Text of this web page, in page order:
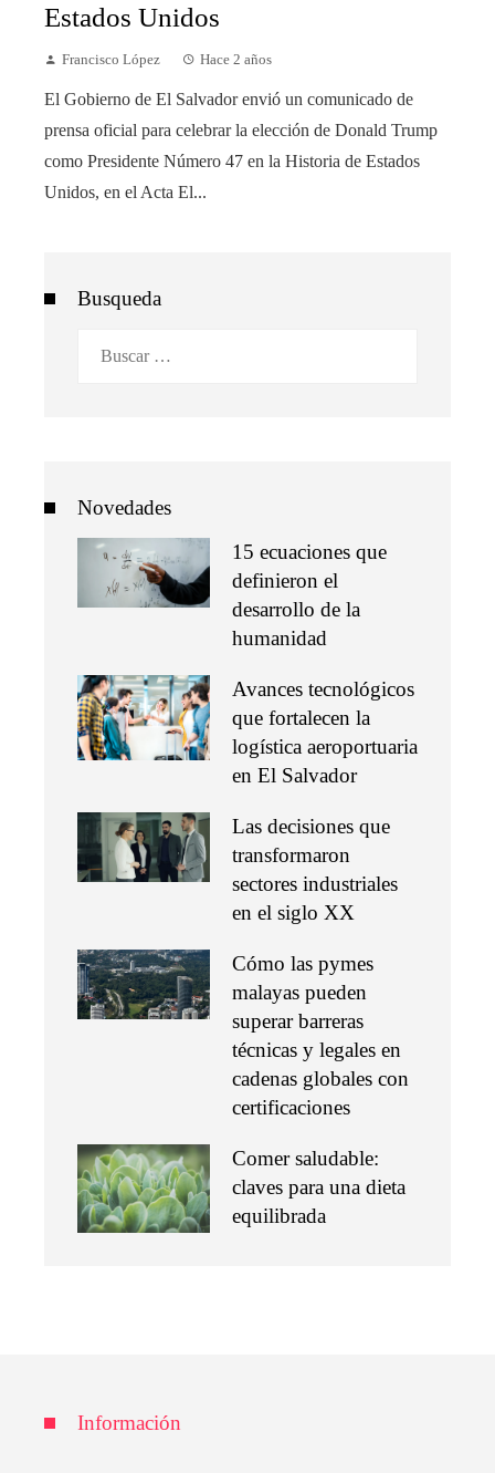
Estados Unidos
Francisco López Hace 2 años
El Gobierno de El Salvador envió un comunicado de
prensa oficial para celebrar la elección de Donald Trump
como Presidente Número 47 en la Historia de Estados
Unidos, en el Acta El...
Busqueda
Novedades
15 ecuaciones que
definieron el
desarrollo de la
humanidad
Avances tecnológicos
que fortalecen la
logística aeroportuaria
en El Salvador
Las decisiones que
transformaron
sectores industriales
en el siglo XX
Cómo las pymes
malayas pueden
superar barreras
técnicas y legales en
cadenas globales con
certificaciones
Comer saludable:
claves para una dieta
equilibrada
Información